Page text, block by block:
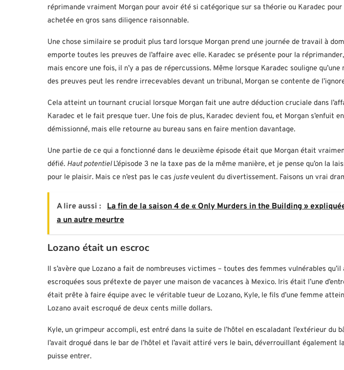
réprimande vraiment Morgan pour avoir été si catégorique sur sa théorie ou Karadec pour
achetée en gros sans diligence raisonnable.
Une chose similaire se produit plus tard lorsque Morgan prend une journée de travail à
emporte toutes les preuves de l’affaire avec elle. Karadec se présente pour la
mais encore une fois, il n’y a pas de répercussions. Même lorsque Karadec souligne
des preuves peut les rendre irrecevables devant un tribunal, Morgan se contente de
Cela atteint un tournant crucial lorsque Morgan fait une autre déduction cruciale dans
Karadec et le fait presque tuer. Une fois de plus, Karadec devient fou, et Morgan s’enfuit
démissionné, mais elle retourne au bureau sans en faire mention davantage.
Une partie de ce qui a fonctionné dans le deuxième épisode était que Morgan était
défié. Haut potentielL’épisode 3 ne la taxe pas de la même manière, et je pense qu’on la
pour le plaisir. Mais ce n’est pas le cas justeveulent du divertissement. Faisons un vrai
A lire aussi : La fin de la saison 4 de « Only Murders in the Building »
a un autre meurtre
Lozano était un escroc
Il s’avère que Lozano a fait de nombreuses victimes – toutes des femmes vulnérables
escroquées sous prétexte de payer une maison de vacances à Mexico. Iris était l’une
était prête à faire équipe avec le véritable tueur de Lozano, Kyle, le fils d’une femme
Lozano avait escroqué de deux cents mille dollars.
Kyle, un grimpeur accompli, est entré dans la suite de l’hôtel en escaladant l’extérieur du
l’avait drogué dans le bar de l’hôtel et l’avait attiré vers le bain, déverrouillant également
puisse entrer.